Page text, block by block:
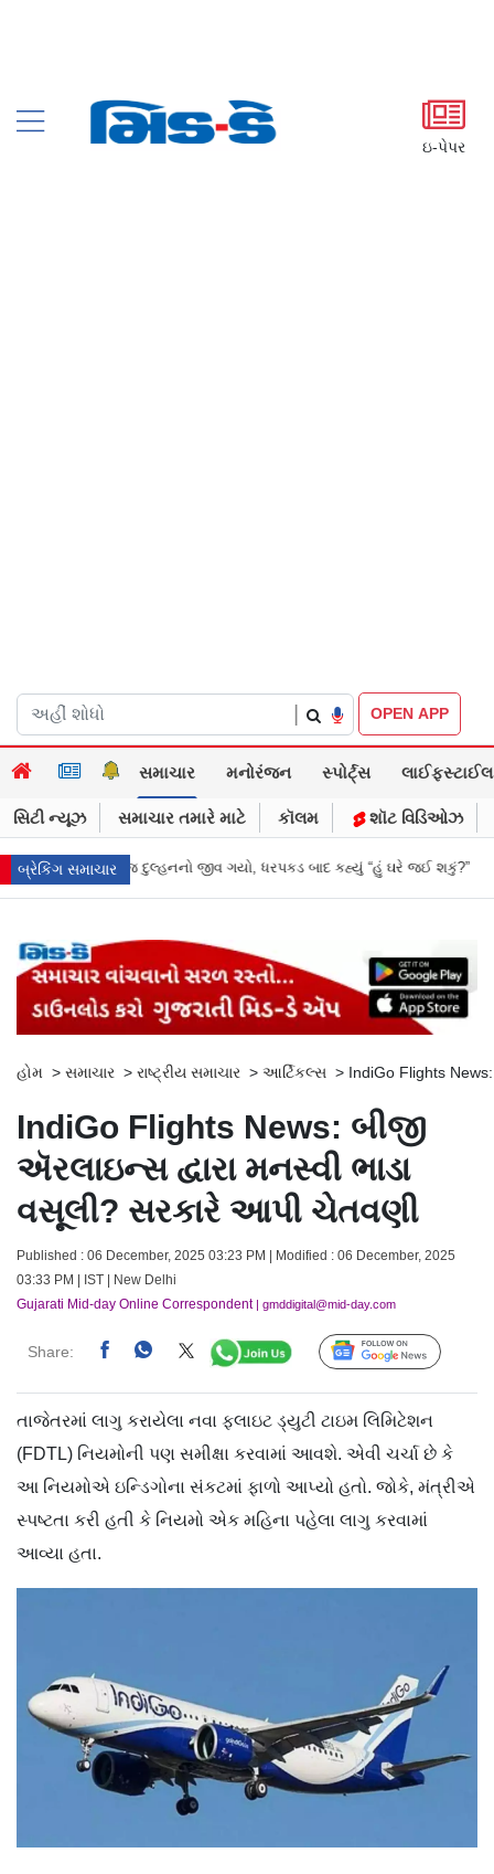
ઇ-પેપર
OPEN APP
સમાચાર મનોરંજન સ્પોર્ટ્સ લાઈફસ્ટાઈલ
સિટી ન્યૂઝ સમાચાર તમારે માટે કૉલમ શૉટ વિડિઓઝ
બ્રેકિંગ સમાચાર
ધરપકડ બાદ કહ્યું “હું ઘરે જઈ શકું?” ‘હું બાબા બાગેશ્વર નથી...’: IIT દિલ્હીમાં
હોમ > સમાચાર > રાષ્ટ્રીય સમાચાર > આર્ટિકલ્સ > IndiGo Flights
IndiGo Flights News: બીજી
ઍરલાઇન્સ દ્વારા મનસ્વી ભાડા
વસૂલી? સરકારે આપી ચેતવણી
Published : 06 December, 2025 03:23 PM | Modified : 06 December, 2025
03:33 PM | IST | New Delhi
Gujarati Mid-day Online Correspondent| gmddigital@mid-day.com
Share: Follow Us
તાજેતરમાં લાગુ કરાયેલા નવા ફ્લાઇટ ડ્યુટી ટાઇમ લિમિટેશન
(FDTL) નિયમોની પણ સમીક્ષા કરવામાં આવશે. એવી ચર્ચા છે કે
આ નિયમોએ ઇન્ડિગોના સંકટમાં ફાળો આપ્યો હતો. જોકે, મંત્રીએ
સ્પષ્ટતા કરી હતી કે નિયમો એક મહિના પહેલા લાગુ કરવામાં
આવ્યા હતા.